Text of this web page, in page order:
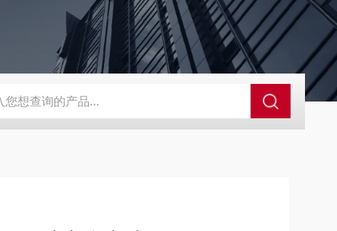
关KHXC24 井下机电设备 便携式移动液压系统总成 提升机